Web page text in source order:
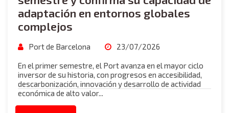
adaptación en entornos globales
complejos
Port de Barcelona 23/07/2026
En el primer semestre, el Port avanza en el mayor ciclo
inversor de su historia, con progresos en accesibilidad,
descarbonización, innovación y desarrollo de actividad
económica de alto valor...